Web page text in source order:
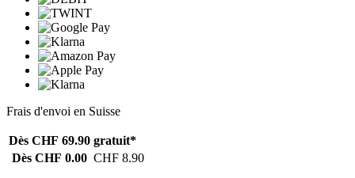
Frais d'envoi en Suisse
Dès CHF 69.90 gratuit*
Dès CHF 0.00 CHF 8.90